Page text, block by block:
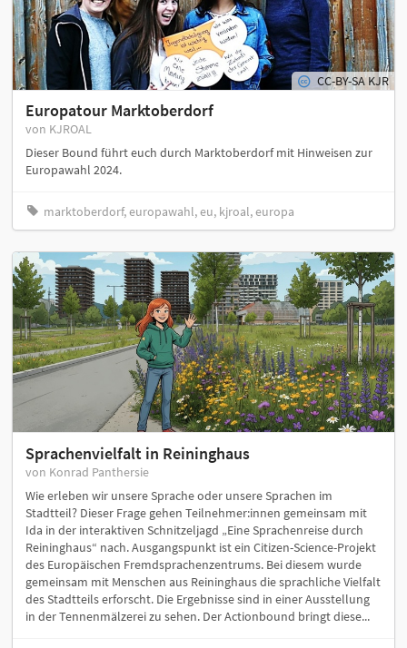
CC-BY-SA KJR
Europatour Marktoberdorf
von KJROAL
Dieser Bound führt euch durch Marktoberdorf mit Hinweisen zur
Europawahl 2024.
marktoberdorf, europawahl, eu, kjroal, europa
Sprachenvielfalt in Reininghaus
von Konrad Panthersie
Wie erleben wir unsere Sprache oder unsere Sprachen im
Stadtteil? Dieser Frage gehen Teilnehmer:innen gemeinsam mit
Ida in der interaktiven Schnitzeljagd „Eine Sprachenreise durch
Reininghaus“ nach. Ausgangspunkt ist ein Citizen-Science-Projekt
des Europäischen Fremdsprachenzentrums. Bei diesem wurde
gemeinsam mit Menschen aus Reininghaus die sprachliche Vielfalt
des Stadtteils erforscht. Die Ergebnisse sind in einer Ausstellung
in der Tennenmälzerei zu sehen. Der Actionbound bringt diese...